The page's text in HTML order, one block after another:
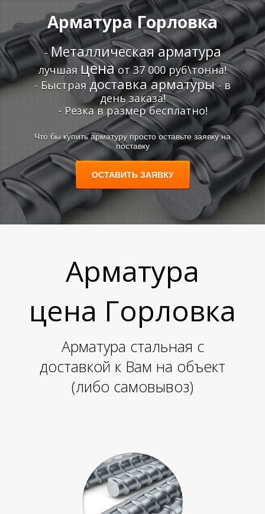
А
Л
Л
Арматура Горловка
-Металлическая арматура
лучшаяценаот 37 000 руб\тонна!
- Быстраядоставка арматуры- в
день заказа!
- Резка в размер бесплатно!
Что бы купить арматуру просто оставьте заявку на
поставку
ОСТАВИТЬ ЗАЯВКУ
Арматура
цена Горловка
Арматура стальная с
доставкой к Вам на объект
(либо самовывоз)
А
Л
Л